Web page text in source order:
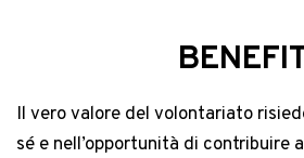
Il vero valore del volontariato
sé e nell’opportunità di contribuire